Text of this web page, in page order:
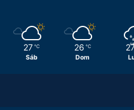
27 ℃
Sáb
26 ℃
Dom